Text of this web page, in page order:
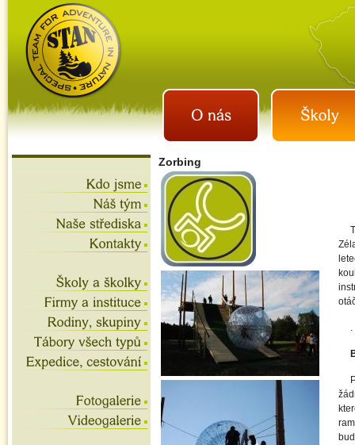
istan.cz
letní tábory 2026, školní
výlety, akce na víkend,
teambuilding
Zorbing
.